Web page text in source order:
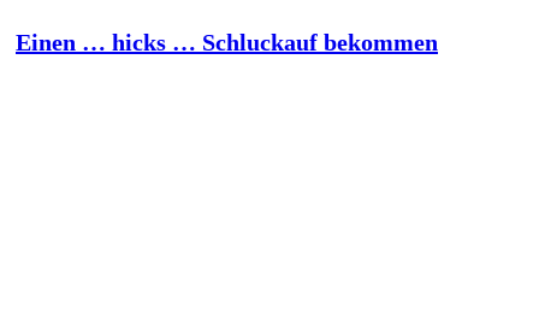
Einen … hicks … Schluckauf bekommen